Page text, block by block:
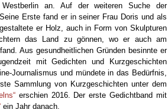
an. Auf der weiteren Suche der
Erste fand er in seiner Frau Doris und als
er Holz, auch in Form von Skulpturen
das Land zu gönnen, wo er auch am
Aus gesundheitlichen Gründen besinnte er
mit Gedichten und Kurzgeschichten
Journalismus und mündete in das Bedürfnis,
Sammlung von Kurzgeschichten unter dem
erschien 2016. Der erste Gedichtband mit
ein Jahr danach.